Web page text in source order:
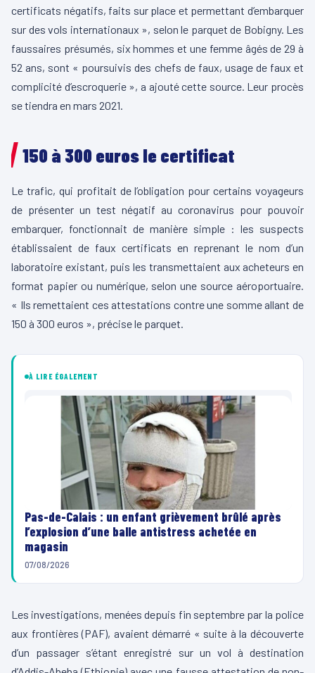
certificats négatifs, faits sur place et permettant d’embarquer
sur des vols internationaux », selon le parquet de Bobigny. Les
faussaires présumés, six hommes et une femme âgés de 29 à
52 ans, sont « poursuivis des chefs de faux, usage de faux et
complicité d’escroquerie », a ajouté cette source. Leur procès
se tiendra en mars 2021.
150 à 300 euros le certificat
Le trafic, qui profitait de l’obligation pour certains voyageurs
de présenter un test négatif au coronavirus pour pouvoir
embarquer, fonctionnait de manière simple : les suspects
établissaient de faux certificats en reprenant le nom d’un
laboratoire existant, puis les transmettaient aux acheteurs en
format papier ou numérique, selon une source aéroportuaire.
« Ils remettaient ces attestations contre une somme allant de
150 à 300 euros », précise le parquet.
À LIRE ÉGALEMENT
Pas-de-Calais : un enfant grièvement brûlé après
l’explosion d’une balle antistress achetée en
magasin
07/08/2026
Les investigations, menées depuis fin septembre par la police
aux frontières (PAF), avaient démarré « suite à la découverte
d’un passager s’étant enregistré sur un vol à destination